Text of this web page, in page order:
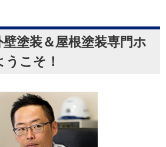
塗装＆屋根塗装専門ホ
こそ！